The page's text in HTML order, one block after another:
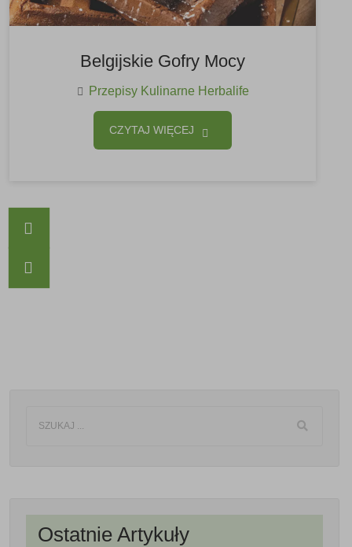
Ostatnie Artykuły
Belgijskie Gofry Mocy
Przepisy Kulinarne Herbalife
CZYTAJ WIĘCEJ